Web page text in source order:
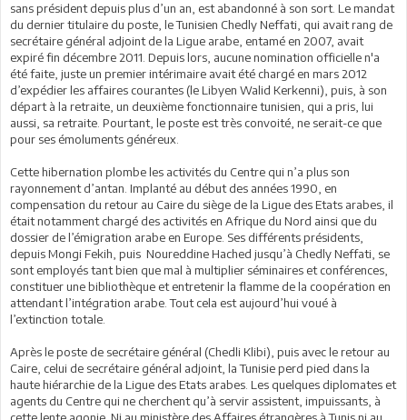
sans président depuis plus d’un an, est abandonné à son sort. Le mandat
du dernier titulaire du poste, le Tunisien Chedly Neffati, qui avait rang de
secrétaire général adjoint de la Ligue arabe, entamé en 2007, avait
expiré fin décembre 2011. Depuis lors, aucune nomination officielle n'a
été faite, juste un premier intérimaire avait été chargé en mars 2012
d’expédier les affaires courantes (le Libyen Walid Kerkenni), puis, à son
départ à la retraite, un deuxième fonctionnaire tunisien, qui a pris, lui
aussi, sa retraite. Pourtant, le poste est très convoité, ne serait-ce que
pour ses émoluments généreux.
Cette hibernation plombe les activités du Centre qui n’a plus son
rayonnement d’antan. Implanté au début des années 1990, en
compensation du retour au Caire du siège de la Ligue des Etats arabes, il
était notamment chargé des activités en Afrique du Nord ainsi que du
dossier de l’émigration arabe en Europe. Ses différents présidents,
depuis Mongi Fekih, puis Noureddine Hached jusqu’à Chedly Neffati, se
sont employés tant bien que mal à multiplier séminaires et conférences,
constituer une bibliothèque et entretenir la flamme de la coopération en
attendant l’intégration arabe. Tout cela est aujourd’hui voué à
l’extinction totale.
Après le poste de secrétaire général (Chedli Klibi), puis avec le retour au
Caire, celui de secrétaire général adjoint, la Tunisie perd pied dans la
haute hiérarchie de la Ligue des Etats arabes. Les quelques diplomates et
agents du Centre qui ne cherchent qu’à servir assistent, impuissants, à